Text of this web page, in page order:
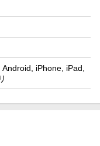
iPhone, iPad,